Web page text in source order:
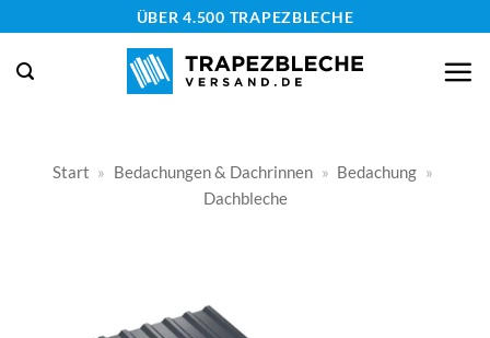
springen
ÜBER 4.500 TRAPEZBLECHE
Start » Bedachungen & Dachrinnen » Bedachung »
Dachbleche